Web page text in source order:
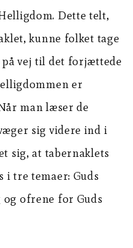
Dette telt,
kunne folket tage
på vej til det forjættede
er
man læser de
sig videre ind i
sig, at tabernaklets
i tre temaer: Guds
ofrene for Guds